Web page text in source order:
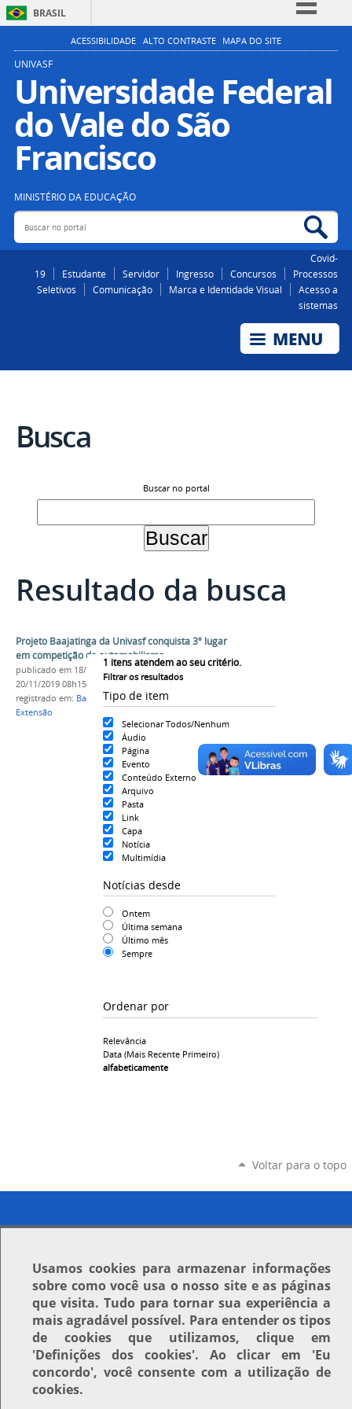
BRASIL
Simplifique!
Participe
Acesso à informação
Legislação
ACESSIBILIDADE ALTO CONTRASTE MAPA DO SITE
UNIVASF
Universidade Federal
do Vale do São
Francisco
MINISTÉRIO DA EDUCAÇÃO
Buscar no portal
Covid-
19
Estudante Servidor Ingresso Concursos
Processos
Seletivos
Comunicação Marca e Identidade Visual
Acesso a
sistemas
Busca
Buscar no portal
Resultado da busca
1 itens atendem ao seu critério.
Filtrar os resultados
Tipo de item
Selecionar Todos/Nenhum
Áudio
Página
Evento
Conteúdo Externo
Arquivo
Pasta
Link
Capa
Notícia
Multimídia
Notícias desde
Ontem
Última semana
Último mês
Sempre
Ordenar por
Relevância
Data (mais Recente Primeiro)
alfabeticamente
Projeto Baajatinga da Univasf conquista 3º lugar
em competição de automobilismo
publicado em 18/11/2019— última modificaçãoem
20/11/2019 08h15
registrado em: Baajatinga,Baja SAE,Projeto de
Extensão
Voltar para o topo
Usamos cookiespara armazenar informações
sobre como você usa o nosso site e as páginas
que visita. Tudo para tornar sua experiência a
mais agradável possível. Para entender os tipos
de cookies que utilizamos, clique em
'Definições dos cookies'. Ao clicar em 'Eu
concordo', você consente com a utilização de
cookies.